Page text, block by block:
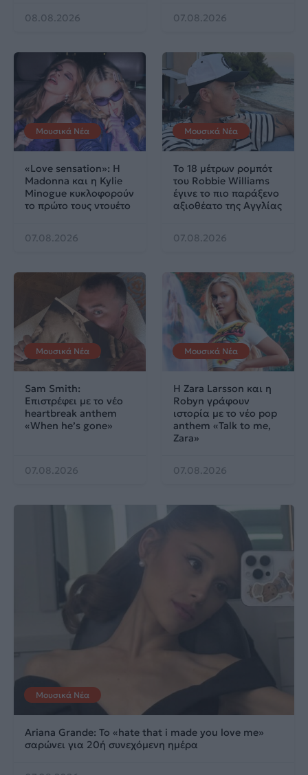
08.08.2026 07.08.2026
Μουσικά Νέα
«Love sensation»: Η
Madonna και η Kylie
Minogue κυκλοφορούν
το πρώτο τους ντουέτο
07.08.2026
Μουσικά Νέα
Το 18 μέτρων ρομπότ
του Robbie Williams
έγινε το πιο παράξενο
αξιοθέατο της Αγγλίας
07.08.2026
Μουσικά Νέα
Sam Smith:
Επιστρέφει με το νέο
heartbreak anthem
«When he’s gone»
07.08.2026
Μουσικά Νέα
Η Zara Larsson και η
Robyn γράφουν
ιστορία με το νέο pop
anthem «Talk to me,
Zara»
07.08.2026
Μουσικά Νέα
Ariana Grande: Το «hate that i made you love me»
σαρώνει για 20ή συνεχόμενη ημέρα